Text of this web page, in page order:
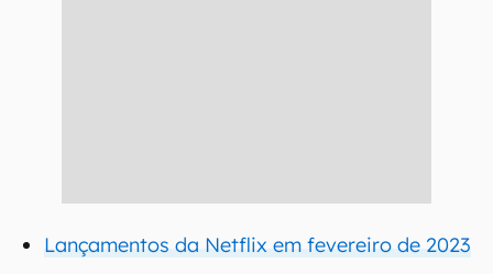
Lançamentos da Netflix em fevereiro de 2023